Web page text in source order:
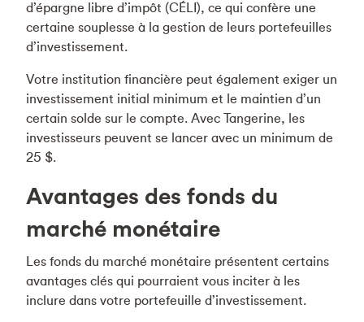
d’épargne libre d’impôt (CÉLI), ce qui confère une
certaine souplesse à la gestion de leurs portefeuilles
d’investissement.
Votre institution financière peut également exiger un
investissement initial minimum et le maintien d’un
certain solde sur le compte. Avec Tangerine, les
investisseurs peuvent se lancer avec un minimum de
25 $.
Avantages des fonds du
marché monétaire
Les fonds du marché monétaire présentent certains
avantages clés qui pourraient vous inciter à les
inclure dans votre portefeuille d’investissement.